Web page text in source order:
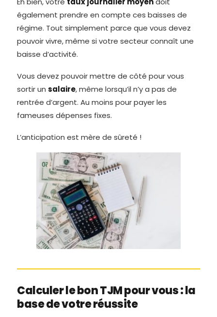
également prendre en compte ces baisses de
régime. Tout simplement parce que vous devez
pouvoir vivre, même si votre secteur connaît une
baisse d’activité.
Vous devez pouvoir mettre de côté pour vous
sortir un salaire, même lorsqu’il n’y a pas de
rentrée d’argent. Au moins pour payer les
fameuses dépenses fixes.
L’anticipation est mère de sûreté !
Calculer le bon TJM pour vous : la
base de votre réussite